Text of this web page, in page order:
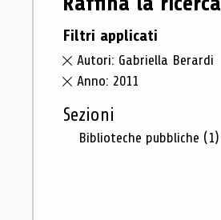
Filtri applicati
Autori: Gabriella Berardi
Anno: 2011
Sezioni
Biblioteche pubbliche (1)